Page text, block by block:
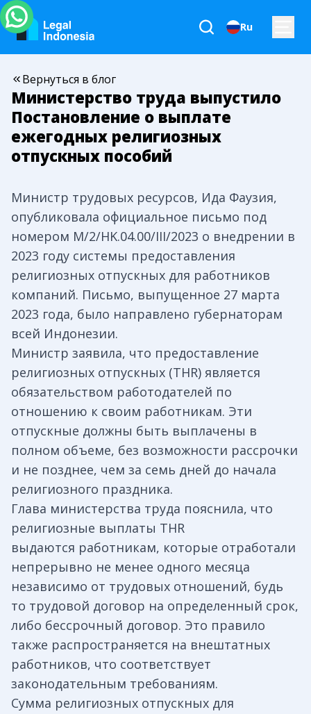
Ru
Вернуться в блог
Министерство труда выпустило
Постановление о выплате
ежегодных религиозных
отпускных пособий
Министр трудовых ресурсов, Ида Фаузия,
опубликовала официальное письмо под
номером M/2/HK.04.00/III/2023 о внедрении в
2023 году системы предоставления
религиозных отпускных для работников
компаний. Письмо, выпущенное 27 марта
2023 года, было направлено губернаторам
всей Индонезии.
Министр заявила, что предоставление
религиозных отпускных (THR) является
обязательством работодателей по
отношению к своим работникам. Эти
отпускные должны быть выплачены в
полном объеме, без возможности рассрочки
и не позднее, чем за семь дней до начала
религиозного праздника.
Глава министерства труда пояснила, что
религиозные выплаты THR
выдаются работникам, которые отработали
непрерывно не менее одного месяца
независимо от трудовых отношений, будь
то трудовой договор на определенный срок,
либо бессрочный договор. Это правило
также распространяется на внештатных
работников, что соответствует
законодательным требованиям.
Сумма религиозных отпускных для